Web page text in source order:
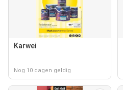
Karwei
Nog 10 dagen geldig